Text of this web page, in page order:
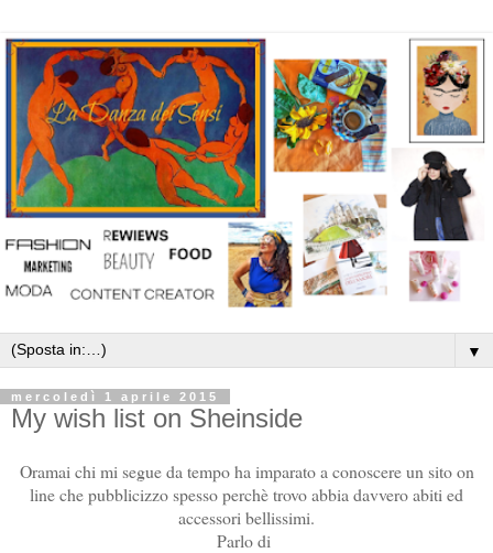
▼
mercoledì 1 aprile 2015
My wish list on Sheinside
Oramai chi mi segue da tempo ha imparato a conoscere un sito on
line che pubblicizzo spesso perchè trovo abbia davvero abiti ed
accessori bellissimi.
Parlo di